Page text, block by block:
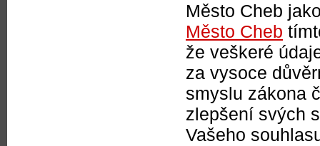
Město Cheb
Město Cheb
že veškeré
za vysoce
smyslu zákona
zlepšení svých
Vašeho